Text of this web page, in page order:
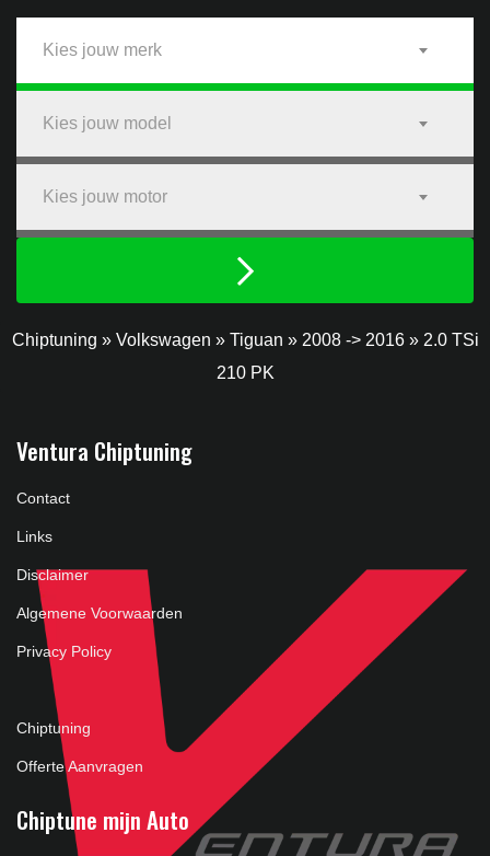
Kies jouw merk
Kies jouw model
Kies jouw motor
Chiptuning » Volkswagen » Tiguan » 2008 -> 2016» 2.0 TSi
210 PK
Ventura Chiptuning
Contact
Links
Disclaimer
Algemene Voorwaarden
Privacy Policy
Chiptuning
Offerte Aanvragen
Chiptune mijn Auto